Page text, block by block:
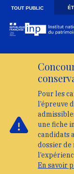
Skip to main navigation
Aller au contenu
TOUT PUBLIC
Pour les
l’épreuve
une fiche
candidats
dossier de
En savoir